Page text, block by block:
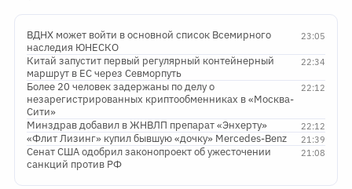
23:05
ВДНХ может войти в основной список Всемирного
наследия ЮНЕСКО
22:34
Китай запустит первый регулярный контейнерный
маршрут в ЕС через Севморпуть
22:12
Более 20 человек задержаны по делу о
незарегистрированных криптообменниках в «Москва-
Сити»
22:12
Минздрав добавил в ЖНВЛП препарат «Энхерту»
21:39
«Флит Лизинг» купил бывшую «дочку» Mercedes-Benz
21:08
Сенат США одобрил законопроект об ужесточении
санкций против РФ